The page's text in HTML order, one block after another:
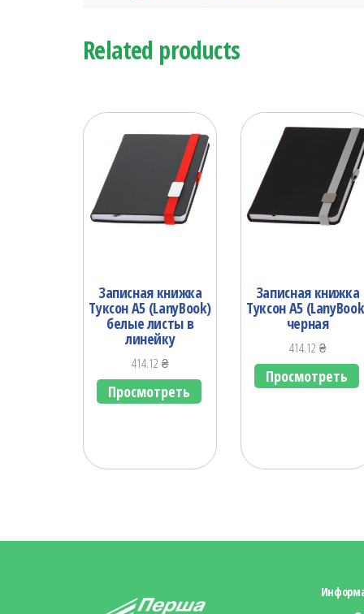
Related products
Записная книжка
Туксон А5 (LanyBook)
белые листы в
линейку
414.12₴
Просмотреть
Записная книжка
Туксон А5
черная
414.12₴
Просмотреть